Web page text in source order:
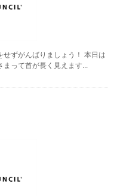
ずがんばりましょう！ 本日は
まって首が長く見えます...